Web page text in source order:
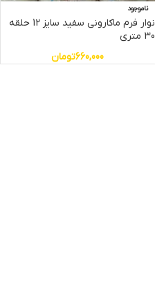
ناموجود
نوار فرم ماکارونی سفید سایز 12 حلقه
30 متری
660,000تومان